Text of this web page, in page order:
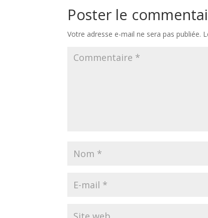
Poster le
Votre adresse e-mail ne sera pas publiée.